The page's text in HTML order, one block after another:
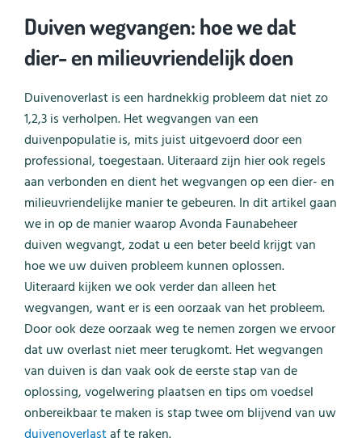
Duiven wegvangen: hoe we dat
dier- en milieuvriendelijk doen
Duivenoverlast is een hardnekkig probleem dat niet zo
1,2,3 is verholpen. Het wegvangen van een
duivenpopulatie is, mits juist uitgevoerd door een
professional, toegestaan. Uiteraard zijn hier ook regels
aan verbonden en dient het wegvangen op een dier- en
milieuvriendelijke manier te gebeuren. In dit artikel gaan
we in op de manier waarop Avonda Faunabeheer
duiven wegvangt, zodat u een beter beeld krijgt van
hoe we uw duiven probleem kunnen oplossen.
Uiteraard kijken we ook verder dan alleen het
wegvangen, want er is een oorzaak van het probleem.
Door ook deze oorzaak weg te nemen zorgen we ervoor
dat uw overlast niet meer terugkomt. Het wegvangen
van duiven is dan vaak ook de eerste stap van de
oplossing, vogelwering plaatsen en tips om voedsel
onbereikbaar te maken is stap twee om blijvend van uw
duivenoverlastaf te raken.